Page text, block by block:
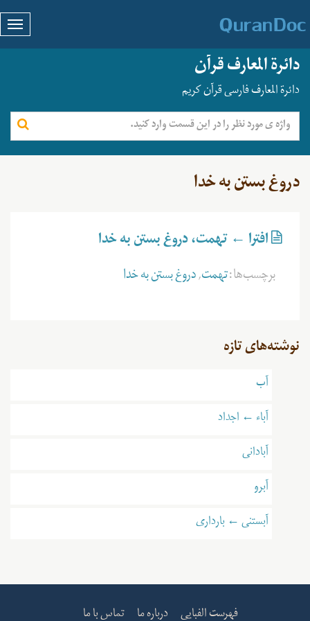
دائرة المعارف قرآن
دائرة المعارف فارسی قرآن کریم
دروغ بستن به خدا
افترا ← تهمت، دروغ بستن به خدا
برچسب‌ها: تهمت, دروغ بستن به خدا
نوشته‌های تازه
آب
آباء ← اجداد
آبادانی
آبرو
آبستنی ← بارداری
فهرست الفبایی درباره ما تماس با ما